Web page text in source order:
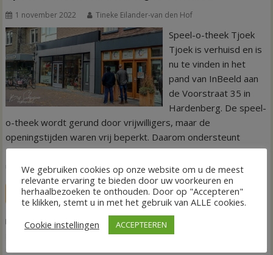
1 november 2022 Tineke Eilander-van den Hof
Speel-o-theek Tjoek
Tjoek is verhuisd en is
nu te vinden in het
pand van InBeeld aan
de Voorstraat 35 in
Hardenberg. De speel-
o-theek wordt gerund door vrijwilligers, maar de
openingstijden waren vrij beperkt. Daarom ondersteunt
InBeeld per 1 november de stichting met onderdak en de
uitleen van het speelgoed.
LEES MEER
Nieuws InBeeld,Speel-o-theek,Speelgoed
We gebruiken cookies op onze website om u de meest
relevante ervaring te bieden door uw voorkeuren en
herhaalbezoeken te onthouden. Door op "Accepteren"
te klikken, stemt u in met het gebruik van ALLE cookies.
Cookie instellingen
ACCEPTEEREN